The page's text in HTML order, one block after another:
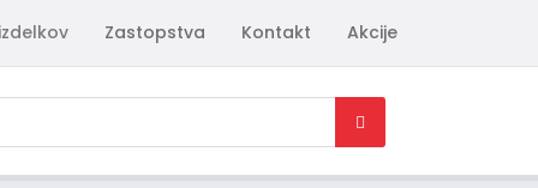
Zastopstva Kontakt Akcije